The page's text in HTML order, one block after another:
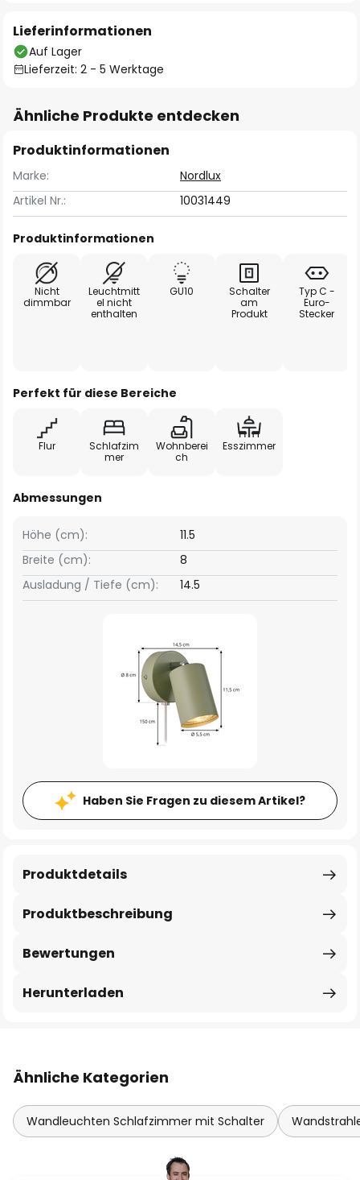
Lieferinformationen
Auf Lager
Lieferzeit: 2 - 5 Werktage
Ähnliche Produkte entdecken
Produktinformationen
Marke:
Nordlux
Artikel Nr.:
10031449
Produktinformationen
Nicht
dimmbar
Leuchtmitt
el nicht
enthalten
GU10
Schalter
am
Produkt
Typ C -
Euro-
Stecker
Perfekt für diese Bereiche
Flur
Schlafzim
mer
Wohnberei
ch
Esszimmer
Abmessungen
Breite (cm): 8
Höhe (cm): 11.5
Ausladung / Tiefe (cm): 14.5
Haben Sie Fragen zu diesem Artikel?
Produktbeschreibung
Produktdetails
Bewertungen
Herunterladen
Ähnliche Kategorien
Wandleuchten Schlafzimmer mit Schalter